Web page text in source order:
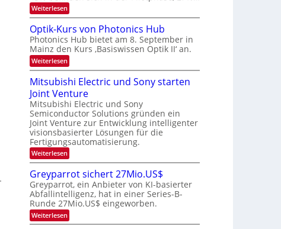
r
b
i
t
u
n
g
s
-
T
r
e
n
d
s
s
W
a
c
h
s
t
u
m
i
m
e
r
s
t
e
n
H
a
b
j
a
h
r
r
a
u
s
-
S
e
m
i
n
a
r
Weiterlesen:
K
-
E
i
n
s
a
t
z
n
i
m
m
t
i
n
d
e
r
D
A
C
H
-
I
Optik-Kurs von Photonics Hub
Photonics Hub bietet am 8. September in
Mainz den Kurs ‚Basiswissen Optik II‘ an.
Weiterlesen:
O
p
t
i
k
-
K
u
r
s
v
o
P
h
o
t
o
n
i
Mitsubishi Electric und Sony starten
Joint Venture
Mitsubishi Electric und Sony
Semiconductor Solutions gründen ein
Joint Venture zur Entwicklung intelligenter
visionsbasierter Lösungen für die
Fertigungsautomatisierung.
Weiterlesen:
M
t
s
u
b
i
s
h
Greyparrot sichert 27Mio.US$
Greyparrot, ein Anbieter von KI-basierter
Abfallintelligenz, hat in einer Series-B-
Runde 27Mio.US$ eingeworben.
Weiterlesen:
G